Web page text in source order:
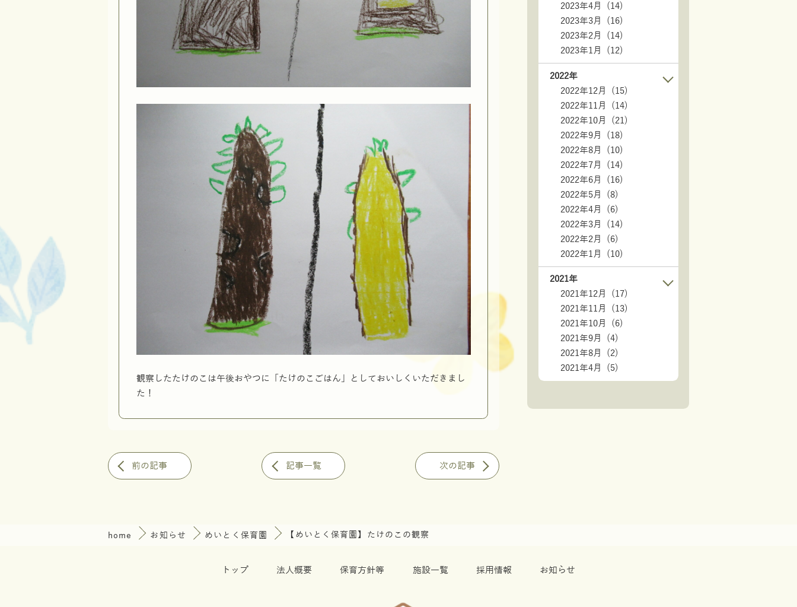
観察したたけのこは午後おやつに「たけのこごはん」としておいしくいただきまし
た！
前の記事 記事一覧 次の記事
2023年4月 (14)
2023年3月 (16)
2023年2月 (14)
2023年1月 (12)
2022年
2022年12月 (15)
2022年11月 (14)
2022年10月 (21)
2022年9月 (18)
2022年8月 (10)
2022年7月 (14)
2022年6月 (16)
2022年5月 (8)
2022年4月 (6)
2022年3月 (14)
2022年2月 (6)
2022年1月 (10)
2021年
2021年12月 (17)
2021年11月 (13)
2021年10月 (6)
2021年9月 (4)
2021年8月 (2)
2021年4月 (5)
home お知らせ めいとく保育園 【めいとく保育園】たけのこの観察
トップ 法人概要 保育方針等 施設一覧 採用情報 お知らせ